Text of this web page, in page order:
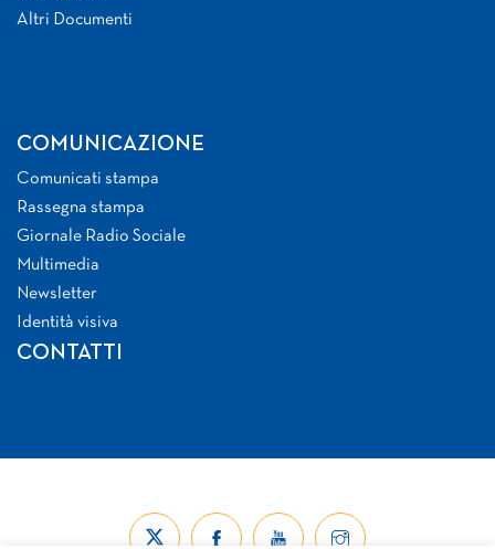
Altri Documenti
COMUNICAZIONE
Comunicati stampa
Rassegna stampa
Giornale Radio Sociale
Multimedia
Newsletter
Identità visiva
CONTATTI